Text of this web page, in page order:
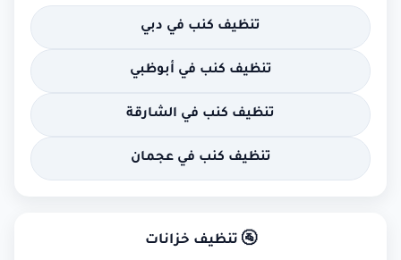
تنظيف كنب في دبي
تنظيف كنب في أبوظبي
تنظيف كنب في الشارقة
تنظيف كنب في عجمان
🚰 تنظيف خزانات